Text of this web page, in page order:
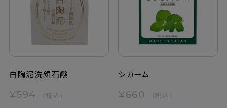
白陶泥洗顔石鹸
¥594 （税込）
シカーム
¥660 （税込）